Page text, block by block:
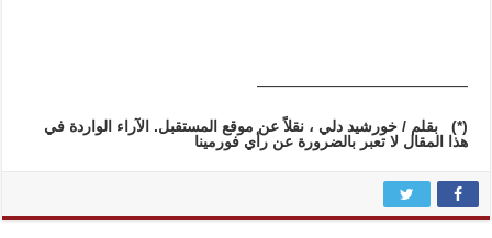
(*)
بقلم / خورشيد دلي ، نقلاً عن موقع المستقبل. الآراء الواردة في
هذا المقال لا تعبر بالضرورة عن رأي فورمينا